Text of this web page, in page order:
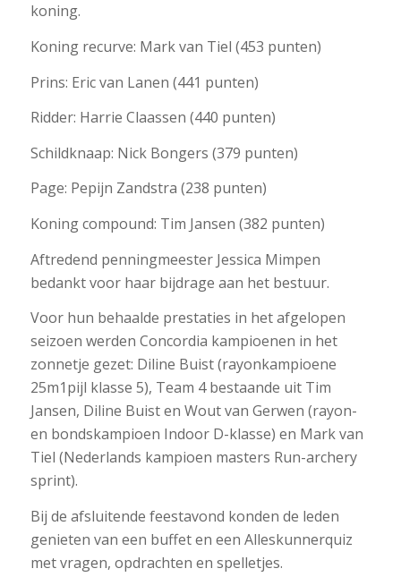
koning.
Koning recurve: Mark van Tiel (453 punten)
Prins: Eric van Lanen (441 punten)
Ridder: Harrie Claassen (440 punten)
Schildknaap: Nick Bongers (379 punten)
Page: Pepijn Zandstra (238 punten)
Koning compound: Tim Jansen (382 punten)
Aftredend penningmeester Jessica Mimpen
bedankt voor haar bijdrage aan het bestuur.
Voor hun behaalde prestaties in het afgelopen
seizoen werden Concordia kampioenen in het
zonnetje gezet: Diline Buist (rayonkampioene
25m1pijl klasse 5), Team 4 bestaande uit Tim
Jansen, Diline Buist en Wout van Gerwen (rayon-
en bondskampioen Indoor D-klasse) en Mark van
Tiel (Nederlands kampioen masters Run-archery
sprint).
Bij de afsluitende feestavond konden de leden
genieten van een buffet en een Alleskunnerquiz
met vragen, opdrachten en spelletjes.